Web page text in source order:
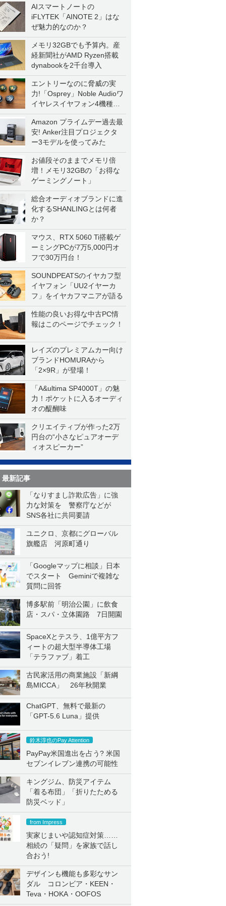
AIスマートノートの
iFLYTEK「AINOTE 2」はな
ぜ魅力的なのか？
メモリ32GBでも予算内。産
経新聞社がAMD Ryzen搭載
dynabookを2千台導入
エントリーなのに脅威の実
力!「Osprey」Noble Audioワ
イヤレスイヤフォン4機種を
一気に聴く
Amazon プライムデー過去最
安! Anker注目プロジェクタ
ー3モデルを使ってみた
お値段そのままでメモリ倍
増！メモリ32GBの「お得な
ゲーミングノート」
総合オーディオブランドに進
化するSHANLINGとは何者
か？
マウス、RTX 5060 Ti搭載ゲ
ーミングPCが7万5,000円オ
フで30万円台！
SOUNDPEATSのイヤカフ型
イヤフォン「UU2イヤーカ
フ」をイヤカフマニアが語る
性能の良いお得な中古PC情
報はこのページでチェック！
レイズのプレミアムカー向け
ブランドHOMURAから
「2×9R」が登場！
「A&ultima SP4000T」の魅
力！ポケットに入るオーディ
オの醍醐味
クリエイティブが作った2万
円台の“小さなピュアオーデ
ィオスピーカー”
最新記事
「なりすまし詐欺広告」に強
力な対策を 警察庁などが
SNS各社に共同要請
ユニクロ、京都にグローバル
旗艦店 河原町通り
「Googleマップに相談」日本
でスタート Geminiで複雑な
質問に回答
博多駅前「明治公園」に飲食
店・スパ・立体園路 7日開園
SpaceXとテスラ、1億平方フ
ィートの超大型半導体工場
「テラファブ」着工
古民家活用の商業施設「新綱
島MICCA」 26年秋開業
ChatGPT、無料で最新の
「GPT-5.6 Luna」提供
鈴木淳也のPay Attention
PayPay米国進出を占う? 米国
セブンイレブン連携の可能性
キングジム、防災アイテム
「着る布団」「折りたためる
防災ベッド」
from Impress
実家じまいや認知症対策……
相続の「疑問」を家族で話し
合おう!
デザインも機能も多彩なサン
ダル コロンビア・KEEN・
Teva・HOKA・OOFOS